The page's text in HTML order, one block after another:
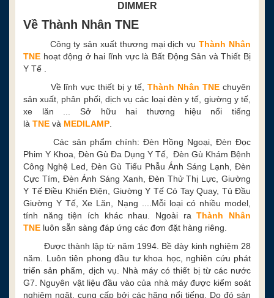
DIMMER
Về Thành Nhân TNE
Công ty sản xuất thương mại dịch vụThành Nhân
TNE hoạt động ở hai lĩnh vực là Bất Động Sản và Thiết Bị
Y Tế .
Về lĩnh vực thiết bị y tế,Thành Nhân TNE chuyên
sản xuất, phân phối, dịch vụ các loại đèn y tế, giường y tế,
xe lăn ... Sở hữu hai thương hiệu nổi tiếng
là TNE và MEDILAMP.
Các sản phẩm chính: Đèn Hồng Ngoại, Đèn Đọc
Phim Y Khoa, Đèn Gù Đa Dụng Y Tế, Đèn Gù Khám Bệnh
Công Nghệ Led, Đèn Gù Tiểu Phẫu Ánh Sáng Lạnh, Đèn
Cực Tím, Đèn Ánh Sáng Xanh, Đèn Thử Thị Lực, Giường
Y Tế Điều Khiển Điện, Giường Y Tế Có Tay Quay, Tủ Đầu
Giường Y Tế, Xe Lăn, Nạng ....Mỗi loại có nhiều model,
tính năng tiện ích khác nhau. Ngoài raThành Nhân
TNE luôn sẵn sàng đáp ứng các đơn đặt hàng riêng.
Được thành lập từ năm 1994. Bề dày kinh nghiệm 28
năm. Luôn tiên phong đầu tư khoa học, nghiên cứu phát
triển sản phẩm, dịch vụ. Nhà máy có thiết bị từ các nước
G7. Nguyên vật liệu đầu vào của nhà máy được kiểm soát
nghiêm ngặt, cung cấp bởi các hãng nổi tiếng. Do đó sản